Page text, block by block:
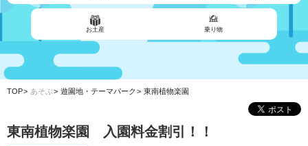
お土産 乗り物
TOP あそぶ 遊園地・テーマパーク 東南植物楽園
東南植物楽園 入園料金割引！！